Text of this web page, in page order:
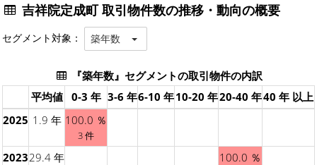
吉祥院定成町 取引物件数の推移・動向の概要
セグメント対象： 築年数
『築年数』セグメントの取引物件の内訳
平均値
0-3 年 3-6 年6-10 年10-20 年20-40 年40 年 以上
2025 1.9 年 100.0 ％
3 件
202329.4 年 100.0 ％